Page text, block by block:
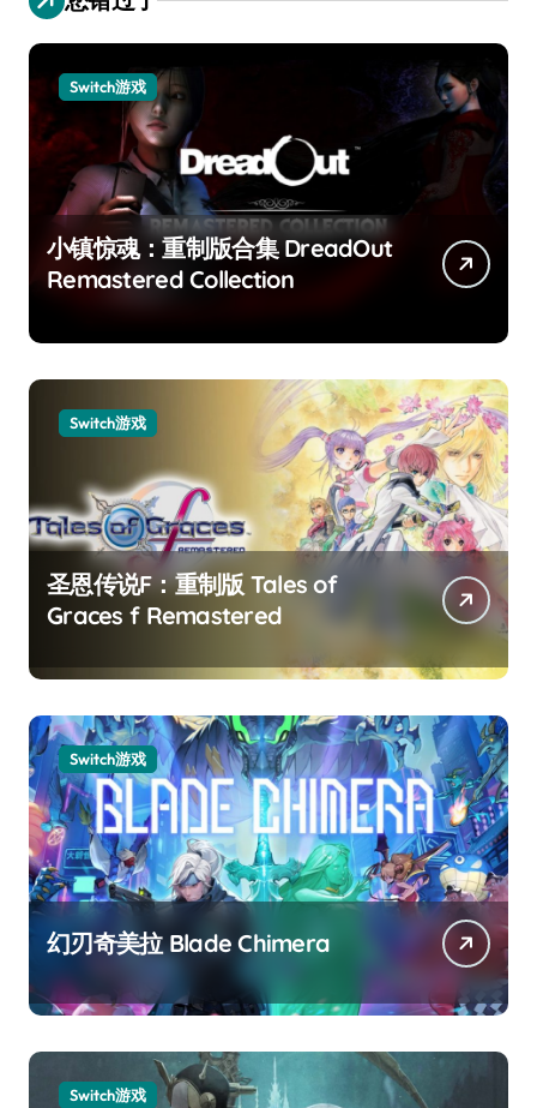
Switch游戏
小镇惊魂：重制版合集 DreadOut
Remastered Collection
Switch游戏
圣恩传说F：重制版 Tales of
Graces f Remastered
Switch游戏
幻刃奇美拉 Blade Chimera
Switch游戏